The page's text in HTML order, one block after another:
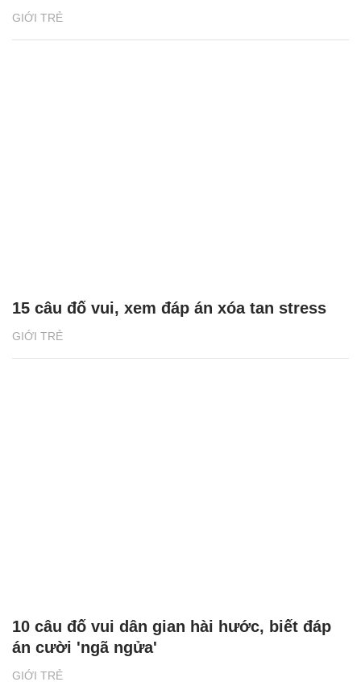
GIỚI TRẺ
GIỚI TRẺ
15 câu đố vui, xem đáp án xóa tan stress
GIỚI TRẺ
10 câu đố vui dân gian hài hước, biết đáp
án cười 'ngã ngửa'